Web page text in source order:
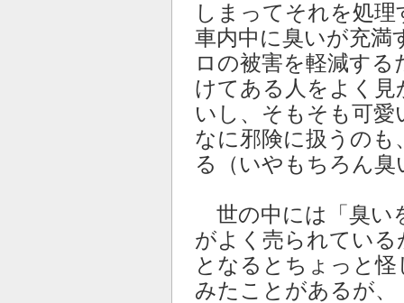
しまってそれを処
車内中に臭いが充満
ロの被害を軽減す
けてある人をよく
いし、そもそも可愛
なに邪険に扱うの
る（いやもちろん
世の中には「臭い
がよく売られてい
となるとちょっと
みたことがあるが